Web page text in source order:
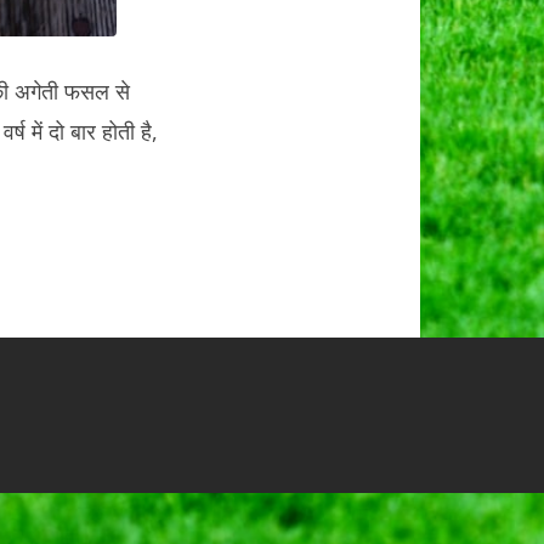
अगेती फसल से
में दो बार होती है,